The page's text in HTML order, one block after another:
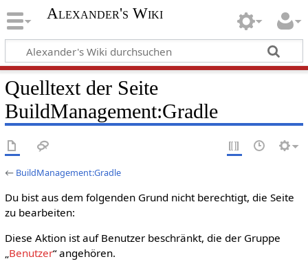
Alexander's Wiki
Quelltext der Seite
BuildManagement:Gradle
← BuildManagement:Gradle
Du bist aus dem folgenden Grund nicht berechtigt, die Seite
zu bearbeiten:
Diese Aktion ist auf Benutzer beschränkt, die der Gruppe
„Benutzer“ angehören.